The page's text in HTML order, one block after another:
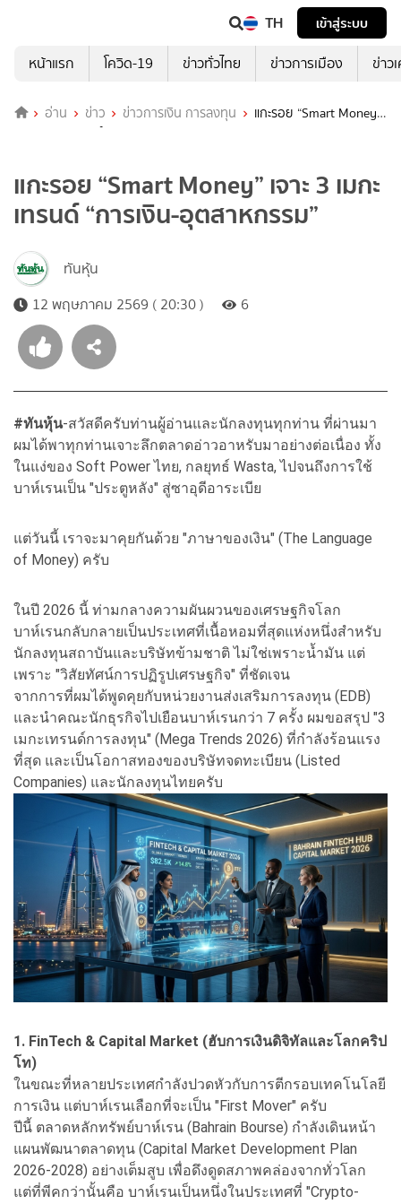
TH
เข้าสู่ระบบ
หน้าแรก
โควิด-19 ข่าวทั่วไทย ข่าวการเมือง ข่าว
อ่าน ข่าว ข่าวการเงิน การลงทุน
แกะรอย “Smart Money”
เจาะ 3 เมกะเทรนด์ “การเงิน-อุตสาหกรรม”
แกะรอย “Smart Money” เจาะ 3 เมกะ
เทรนด์ “การเงิน-อุตสาหกรรม”
ทันหุ้น
12 พฤษภาคม 2569 ( 20:30 )
6
#ทันหุ้น-สวัสดีครับท่านผู้อ่านและนักลงทุนทุกท่าน ที่ผ่านมา
ผมได้พาทุกท่านเจาะลึกตลาดอ่าวอาหรับมาอย่างต่อเนื่อง ทั้ง
ในแง่ของ Soft Power ไทย, กลยุทธ์ Wasta, ไปจนถึงการใช้
บาห์เรนเป็น "ประตูหลัง" สู่ซาอุดีอาระเบีย
แต่วันนี้ เราจะมาคุยกันด้วย "ภาษาของเงิน" (The Language
of Money) ครับ
ในปี 2026 นี้ ท่ามกลางความผันผวนของเศรษฐกิจโลก
บาห์เรนกลับกลายเป็นประเทศที่เนื้อหอมที่สุดแห่งหนึ่งสำหรับ
นักลงทุนสถาบันและบริษัทข้ามชาติ ไม่ใช่เพราะน้ำมัน แต่
เพราะ "วิสัยทัศน์การปฏิรูปเศรษฐกิจ" ที่ชัดเจน
จากการที่ผมได้พูดคุยกับหน่วยงานส่งเสริมการลงทุน (EDB)
และนำคณะนักธุรกิจไปเยือนบาห์เรนกว่า 7 ครั้ง ผมขอสรุป "3
เมกะเทรนด์การลงทุน" (Mega Trends 2026) ที่กำลังร้อนแรง
ที่สุด และเป็นโอกาสทองของบริษัทจดทะเบียน (Listed
Companies) และนักลงทุนไทยครับ
1. FinTech & Capital Market (ฮับการเงินดิจิทัลและโลกคริป
โท)
ในขณะที่หลายประเทศกำลังปวดหัวกับการตีกรอบเทคโนโลยี
การเงิน แต่บาห์เรนเลือกที่จะเป็น "First Mover" ครับ
ปีนี้ ตลาดหลักทรัพย์บาห์เรน (Bahrain Bourse) กำลังเดินหน้า
แผนพัฒนาตลาดทุน (Capital Market Development Plan
2026-2028) อย่างเต็มสูบ เพื่อดึงดูดสภาพคล่องจากทั่วโลก
แต่ที่พีคกว่านั้นคือ บาห์เรนเป็นหนึ่งในประเทศที่ "Crypto-